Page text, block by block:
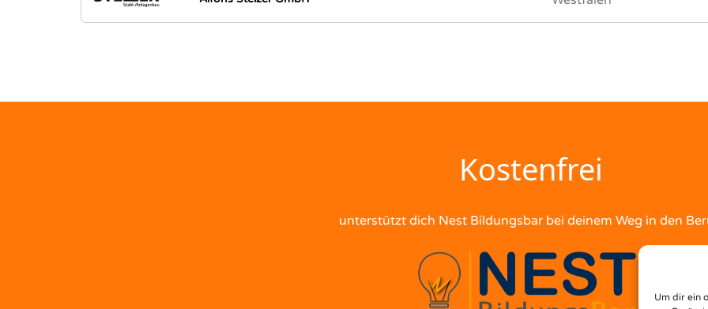
Um dir ein
Kostenfrei
unterstützt dich Nest Bildungsbar bei deinem Weg in den